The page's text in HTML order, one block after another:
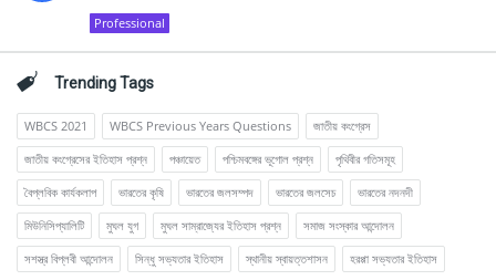
Professional
Trending Tags
WBCS 2021 WBCS Previous Years Questions
জাতীয় কংগ্রেস
জাতীয় কংগ্রেসের ইতিহাস প্রশ্ন
পঞ্চায়েত পশ্চিমবঙ্গের ভূগোল প্রশ্ন
পৃথিবীর গতিসমূহ
বৈপ্লবিক কার্যকলাপ
ভারতের কৃষি ভারতের জলসম্পদ ভারতের জলসেচ
ভারতের নদনদী
মিউনিসিপ্যালিটি
মুঘল যুগ মুঘল সাম্রাজ্যের ইতিহাস প্রশ্ন
সমাজ সংস্কার আন্দোলন
সশস্ত্র বিপ্লবী আন্দোলন
সিন্ধু সভ্যতার ইতিহাস স্থানীয় স্বায়ত্তশাসন হরপ্পা সভ্যতার ইতিহাস